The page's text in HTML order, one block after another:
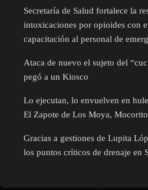
Secretaría de Salud fortalece la
intoxicaciones por opioides con
capacitación al personal de
Ataca de nuevo el sujeto del
pegó a un Kiosco
Lo ejecutan, lo envuelven en
El Zapote de Los Moya, Mocorito
Gracias a gestiones de Lupita
los puntos críticos de drenaje en